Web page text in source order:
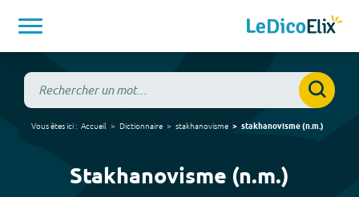
Vous êtes ici : Accueil Dictionnaire stakhanovisme stakhanovisme(n.m.)
Stakhanovisme (n.m.)